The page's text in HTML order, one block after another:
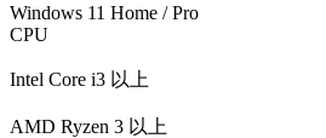
Windows 11 Home / Pro
CPU
Intel Core i3 以上
AMD Ryzen 3 以上